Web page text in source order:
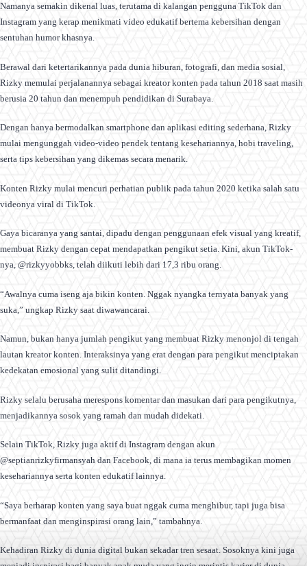
Namanya semakin dikenal luas, terutama di kalangan pengguna TikTok dan
Instagram yang kerap menikmati video edukatif bertema kebersihan dengan
sentuhan humor khasnya.
Berawal dari ketertarikannya pada dunia hiburan, fotografi, dan media sosial,
Rizky memulai perjalanannya sebagai kreator konten pada tahun 2018 saat masih
berusia 20 tahun dan menempuh pendidikan di Surabaya.
Dengan hanya bermodalkan smartphone dan aplikasi editing sederhana, Rizky
mulai mengunggah video-video pendek tentang kesehariannya, hobi traveling,
serta tips kebersihan yang dikemas secara menarik.
Konten Rizky mulai mencuri perhatian publik pada tahun 2020 ketika salah satu
videonya viral di TikTok.
Gaya bicaranya yang santai, dipadu dengan penggunaan efek visual yang kreatif,
membuat Rizky dengan cepat mendapatkan pengikut setia. Kini, akun TikTok-
nya, @rizkyyobbks, telah diikuti lebih dari 17,3 ribu orang.
“Awalnya cuma iseng aja bikin konten. Nggak nyangka ternyata banyak yang
suka,” ungkap Rizky saat diwawancarai.
Namun, bukan hanya jumlah pengikut yang membuat Rizky menonjol di tengah
lautan kreator konten. Interaksinya yang erat dengan para pengikut menciptakan
kedekatan emosional yang sulit ditandingi.
Rizky selalu berusaha merespons komentar dan masukan dari para pengikutnya,
menjadikannya sosok yang ramah dan mudah didekati.
Selain TikTok, Rizky juga aktif di Instagram dengan akun
@septianrizkyfirmansyah dan Facebook, di mana ia terus membagikan momen
kesehariannya serta konten edukatif lainnya.
“Saya berharap konten yang saya buat nggak cuma menghibur, tapi juga bisa
bermanfaat dan menginspirasi orang lain,” tambahnya.
Kehadiran Rizky di dunia digital bukan sekadar tren sesaat. Sosoknya kini juga